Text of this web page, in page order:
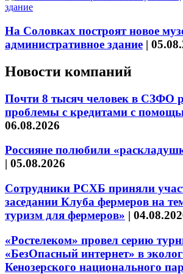
На Соловках построят новое
административное здание |
Новости компаний
Почти 8 тысяч человек в СЗФО
проблемы с кредитами с
06.08.2026
Россияне полюбили
| 05.08.2026
Сотрудники РСХБ приняли
заседании Клуба фермеров на
туризм для фермеров» |
«Ростелеком» провел серию
«БезОпасный интернет» в
Кенозерского национального